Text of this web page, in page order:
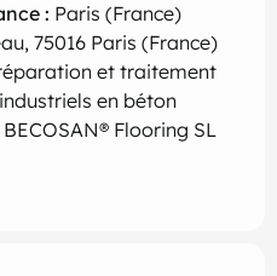
: Paris (France)
75016 Paris (France)
et traitement
en béton
BECOSAN® Flooring SL